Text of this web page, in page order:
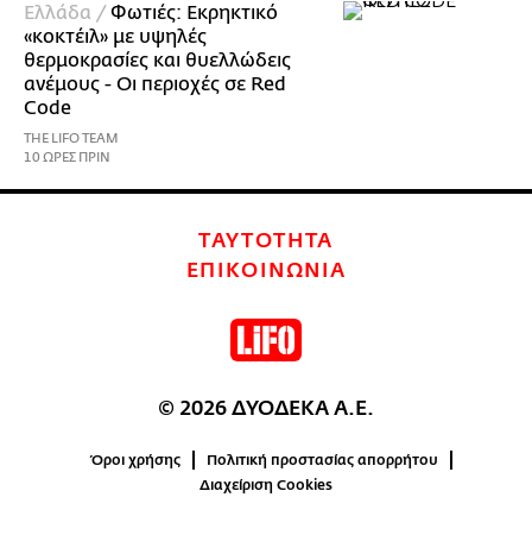
Ελλάδα /Φωτιές: Εκρηκτικό
«κοκτέιλ» με υψηλές
θερμοκρασίες και θυελλώδεις
ανέμους - Οι περιοχές σε Red
Code
THE LIFO TEAM
10 ΩΡΕΣ ΠΡΙΝ
ΤΑΥΤΟΤΗΤΑ
ΕΠΙΚΟΙΝΩΝΙΑ
© 2026 ΔΥΟΔΕΚΑ Α.Ε.
Όροι χρήσης
Πολιτική προστασίας απορρήτου
Διαχείριση Cookies